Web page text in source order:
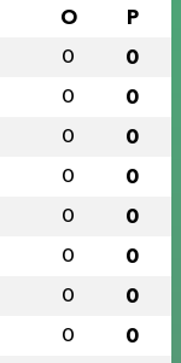
O P
0 0
0 0
0 0
0 0
0 0
0 0
0 0
0 0